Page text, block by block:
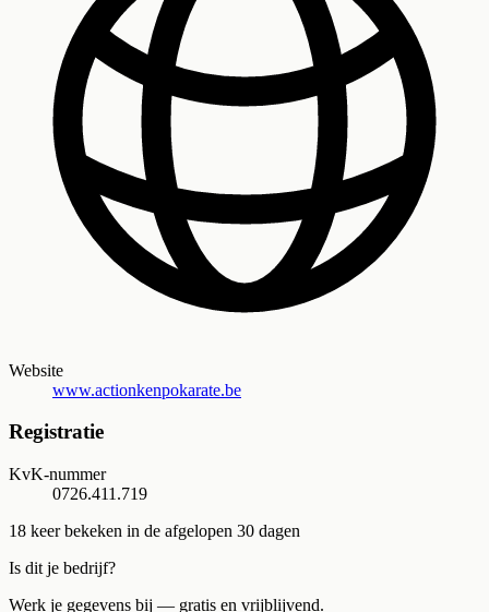
Website
www.actionkenpokarate.be
Registratie
KvK-nummer
0726.411.719
18 keer bekeken in de afgelopen 30 dagen
Is dit je bedrijf?
Werk je gegevens bij — gratis en vrijblijvend.